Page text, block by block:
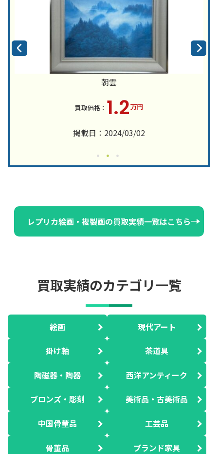
朝雲
1.2万円
掲載日：2024/03/02
レプリカ絵画・複製画の買取実績一覧はこちら
買取実績のカテゴリ一覧
絵画 現代アート
掛け軸 茶道具
陶磁器・陶器 西洋アンティーク
ブロンズ・彫刻 美術品・古美術品
中国骨董品 工芸品
骨董品 ブランド家具